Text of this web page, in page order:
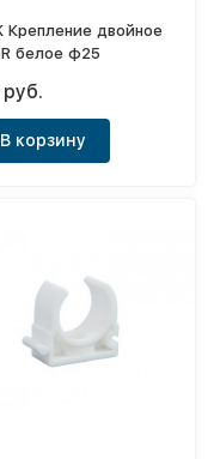
Крепление двойное
R белое ф25
В корзину